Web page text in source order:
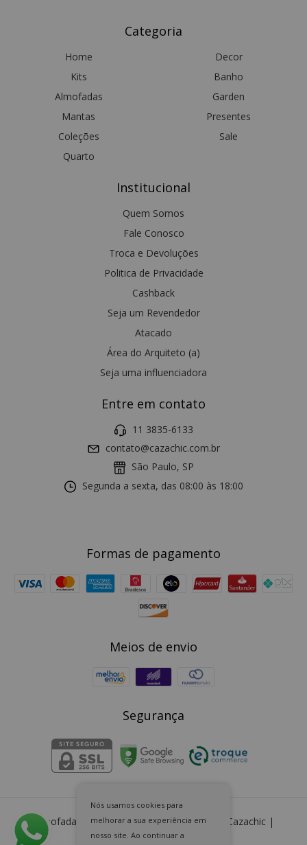
Categoria
Home
Kits
Almofadas
Mantas
Coleções
Quarto
Decor
Banho
Garden
Presentes
Sale
Institucional
Quem Somos
Fale Conosco
Troca e Devoluções
Politica de Privacidade
Cashback
Seja um Revendedor
Atacado
Área do Arquiteto (a)
Seja uma influenciadora
Entre em contato
11 3835-6133
contato@cazachic.com.br
São Paulo, SP
Segunda a sexta, das 08:00 às 18:00
Formas de pagamento
Meios de envio
Segurança
Almofada em Pelúcia Marrom Retangular
- Cazachic |
Almofadas Exclusivas
Nós usamos cookies para
melhorar a sua experiência em
nosso site. Ao continuar a